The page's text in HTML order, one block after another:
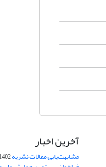
آخرین اخبار
مشابهت‌یابی مقالات نشریه11-01